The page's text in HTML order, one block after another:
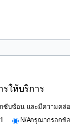
ให้บริการ
ซับซ้อน และมีความคล่
1 N/Aกรุณากรอกข้